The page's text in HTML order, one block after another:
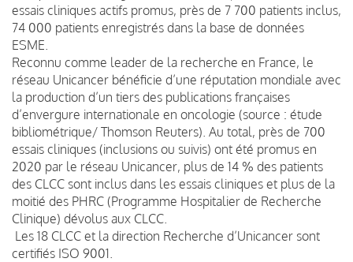
essais cliniques actifs promus, près de 7 700 patients inclus,
74 000 patients enregistrés dans la base de données
ESME.
Reconnu comme leader de la recherche en France, le
réseau Unicancer bénéficie d’une réputation mondiale avec
la production d’un tiers des publications françaises
d’envergure internationale en oncologie (source : étude
bibliométrique/ Thomson Reuters). Au total, près de 700
essais cliniques (inclusions ou suivis) ont été promus en
2020 par le réseau Unicancer, plus de 14 % des patients
des CLCC sont inclus dans les essais cliniques et plus de la
moitié des PHRC (Programme Hospitalier de Recherche
Clinique) dévolus aux CLCC.
Les 18 CLCC et la direction Recherche d’Unicancer sont
certifiés ISO 9001.